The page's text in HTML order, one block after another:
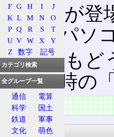
この語が登
ノートパソ
それでもど
が、当時の
特徴
昔
F G H I
J
K L M N
O
P Q R S
T
U V W X
Y
Z
数字 記号
カテゴリ検索
全グループ一覧
通信
電算
科学
国土
鉄道
軍事
文化
萌色